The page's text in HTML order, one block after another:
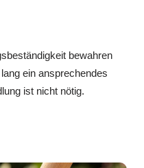
bewahren
ein ansprechendes
ist nicht nötig.